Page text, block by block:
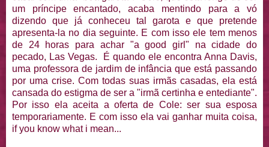
um príncipe encantado, acaba mentindo para a vó
dizendo que já conheceu tal garota e que pretende
apresenta-la no dia seguinte. E com isso ele tem menos
de 24 horas para achar "a good girl" na cidade do
pecado, Las Vegas. É quando ele encontra Anna Davis,
uma professora de jardim de infância que está passando
por uma crise. Com todas suas irmãs casadas, ela está
cansada do estigma de ser a "irmã certinha e entediante".
Por isso ela aceita a oferta de Cole: ser sua esposa
temporariamente. E com isso ela vai ganhar muita coisa,
if you know what i mean...